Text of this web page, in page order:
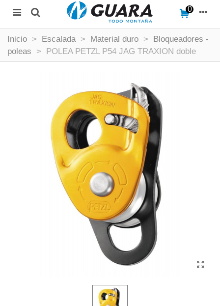
0
Inicio > Escalada > Material duro >
Bloqueadores -
poleas
> POLEA PETZL P54 JAG TRAXION doble